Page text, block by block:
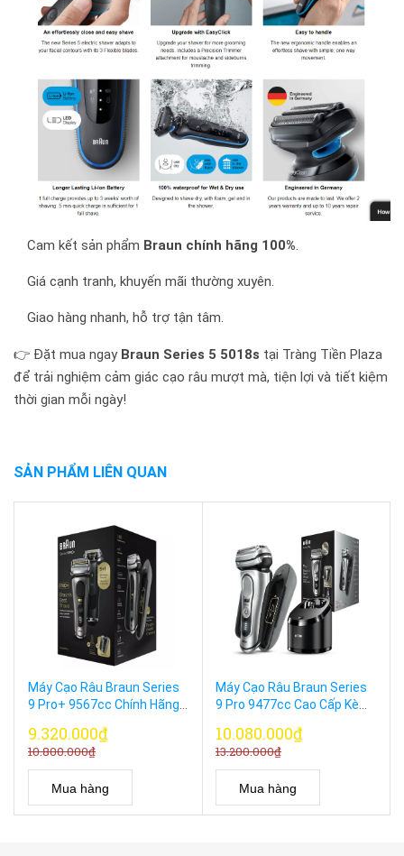
Cam kết sản phẩm Braun chính hãng 100%.
Giá cạnh tranh, khuyến mãi thường xuyên.
Giao hàng nhanh, hỗ trợ tận tâm.
👉 Đặt mua ngay Braun Series 5 5018s tại Tràng Tiền Plaza
để trải nghiệm cảm giác cạo râu mượt mà, tiện lợi và tiết kiệm
thời gian mỗi ngày!
SẢN PHẨM LIÊN QUAN
Máy Cạo Râu Braun Series
9 Pro+ 9567cc Chính Hãng
9.320.000₫
10.800.000₫
Mua hàng
Máy Cạo Râu Braun Series
9 Pro 9477cc Cao Cấp Kèm
10.080.000₫
13.200.000₫
Mua hàng